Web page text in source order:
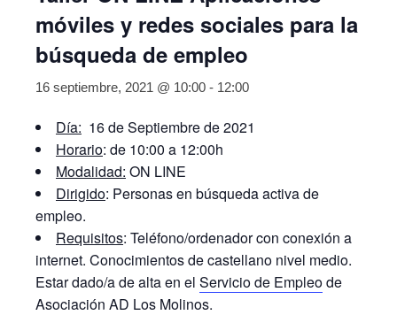
móviles y redes sociales para la
búsqueda de empleo
16 septiembre, 2021 @ 10:00 - 12:00
Día: 16 de Septiembre de 2021
Horario: de 10:00 a 12:00h
Modalidad: ON LINE
Dirigido: Personas en búsqueda activa de
empleo.
Requisitos: Teléfono/ordenador con conexión a
internet. Conocimientos de castellano nivel medio.
Estar dado/a de alta en el Servicio de Empleode
Asociación AD Los Molinos.